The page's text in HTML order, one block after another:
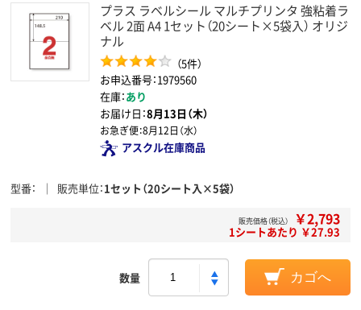
プラス ラベルシール マルチプリンタ 強粘着ラ
ベル 2面 A4 1セット（20シート×5袋入） オリジ
ナル
（5件）
お申込番号：1979560
在庫：あり
お届け日：8月13日（木）
お急ぎ便：8月12日（水）
アスクル在庫商品
型番 販売単位 1セット（20シート入×5袋）
販売価格（税込） ￥2,793
1シートあたり ￥27.93
数量 カゴへ